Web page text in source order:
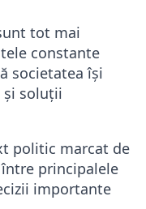
tot mai
constante
societatea își
soluții
politic marcat de
principalele
importante